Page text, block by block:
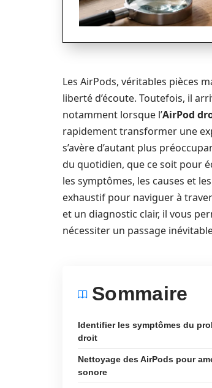
Les AirPods, véritables pièces
liberté d’écoute. Toutefois, il
notamment lorsque l’AirPod
rapidement transformer une
s’avère d’autant plus
du quotidien, que ce soit pour
les symptômes, les causes et
exhaustif pour naviguer à
et un diagnostic clair, il vous
nécessiter un passage
Sommaire
Identifier les symptômes du
droit
Nettoyage des AirPods pour
sonore